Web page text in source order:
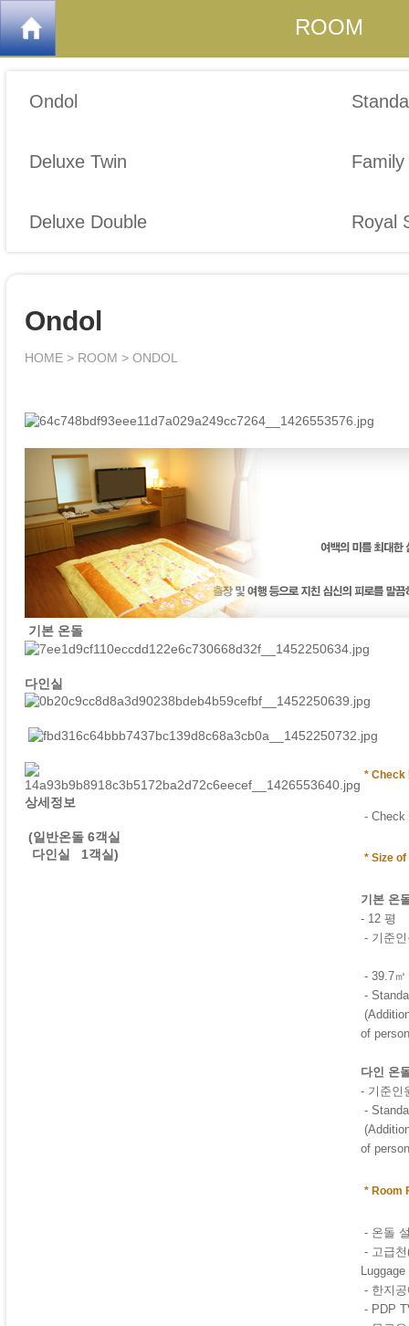
ROOM
Ondol
Deluxe Twin Family
Deluxe Double Royal
Ondol
HOME > ROOM > ONDOL
기본 온돌
다인실
상세정보
(일반온돌 6객실
다인실 1객실)
* Check
-
* Size
기본 온
- 12 평
- 기준
- 39.7㎡
-
(
of
다인 온
- 기준인
-
(
of
* Room
- 온돌
- 고급
- 한지
- PDP